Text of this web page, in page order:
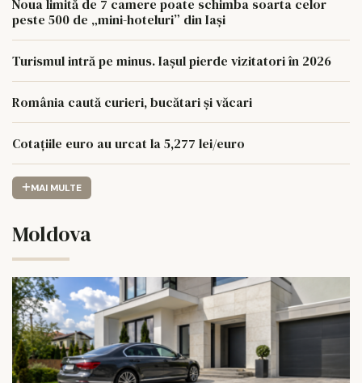
Noua limită de 7 camere poate schimba soarta celor
peste 500 de „mini-hoteluri” din Iași
Turismul intră pe minus. Iașul pierde vizitatori în 2026
România caută curieri, bucătari și văcari
Cotațiile euro au urcat la 5,277 lei/euro
MAI MULTE
Moldova